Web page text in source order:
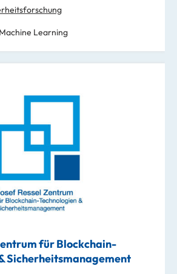
Machine Learning
für Blockchain-
Sicherheitsmanagement